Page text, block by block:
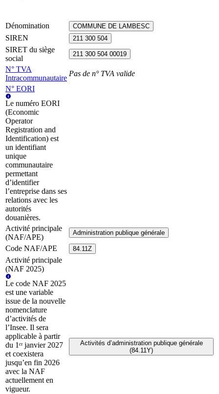
Dénomination COMMUNE DE LAMBESC
SIREN 211 300 504
SIRET du siège
social
211 300 504 00019
N° TVA
Intracommunautaire
Pas de n° TVA valide
N° EORI
Le numéro EORI
(Economic
Operator
Registration and
Identification) est
un identifiant
unique
communautaire
permettant
d’identifier
l’entreprise dans ses
relations avec les
autorités
douanières.
Activité principale
(NAF/APE)
Administration publique générale
Code NAF/APE 84.11Z
Activité principale
(NAF 2025)
Le code NAF 2025
est une variable
issue de la nouvelle
nomenclature
d’activités de
l’Insee. Il sera
applicable à partir
du 1ᵉʳ janvier 2027
et coexistera
jusqu’en fin 2026
avec la NAF
actuellement en
vigueur.
Activités d’administration publique générale
(84.11Y)